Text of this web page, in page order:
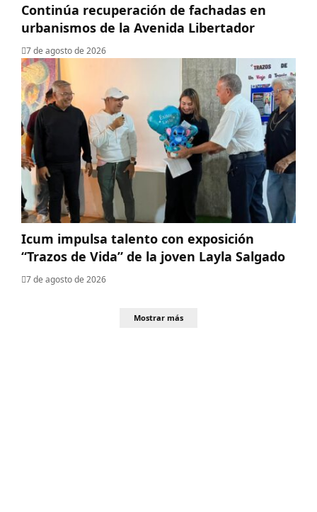
Continúa recuperación de fachadas en
urbanismos de la Avenida Libertador
7 de agosto de 2026
Icum impulsa talento con exposición
“Trazos de Vida” de la joven Layla Salgado‎
7 de agosto de 2026
Mostrar más